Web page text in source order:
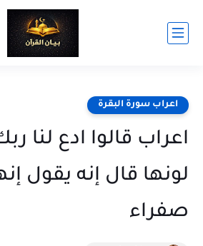
اعراب سورة البقرة
اعراب قالوا ادع لنا
لونها قال إنه يقول
صفراء